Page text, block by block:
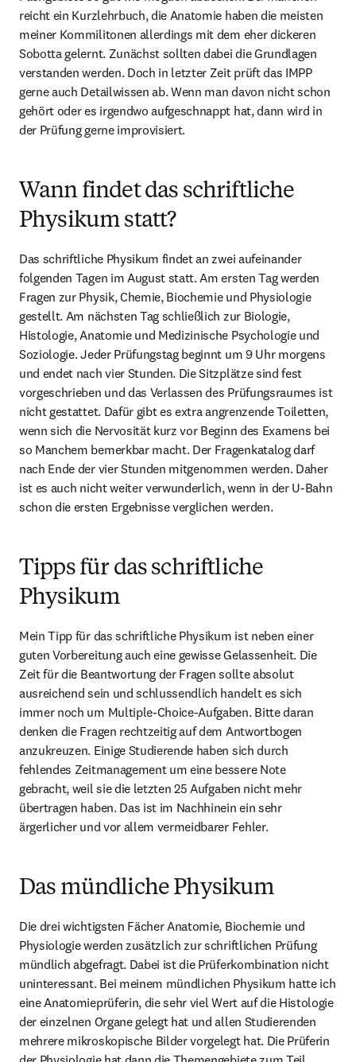
reicht ein Kurzlehrbuch, die Anatomie haben die meisten
meiner Kommilitonen allerdings mit dem eher dickeren
Sobotta gelernt. Zunächst sollten dabei die Grundlagen
verstanden werden. Doch in letzter Zeit prüft das IMPP
gerne auch Detailwissen ab. Wenn man davon nicht schon
gehört oder es irgendwo aufgeschnappt hat, dann wird in
der Prüfung gerne improvisiert.
Wann findet das schriftliche
Physikum statt?
Das schriftliche Physikum findet an zwei aufeinander
folgenden Tagen im August statt. Am ersten Tag werden
Fragen zur Physik, Chemie, Biochemie und Physiologie
gestellt. Am nächsten Tag schließlich zur Biologie,
Histologie, Anatomie und Medizinische Psychologie und
Soziologie. Jeder Prüfungstag beginnt um 9 Uhr morgens
und endet nach vier Stunden. Die Sitzplätze sind fest
vorgeschrieben und das Verlassen des Prüfungsraumes ist
nicht gestattet. Dafür gibt es extra angrenzende Toiletten,
wenn sich die Nervosität kurz vor Beginn des Examens bei
so Manchem bemerkbar macht. Der Fragenkatalog darf
nach Ende der vier Stunden mitgenommen werden. Daher
ist es auch nicht weiter verwunderlich, wenn in der U-Bahn
schon die ersten Ergebnisse verglichen werden.
Tipps für das schriftliche
Physikum
Mein Tipp für das schriftliche Physikum ist neben einer
guten Vorbereitung auch eine gewisse Gelassenheit. Die
Zeit für die Beantwortung der Fragen sollte absolut
ausreichend sein und schlussendlich handelt es sich
immer noch um Multiple-Choice-Aufgaben. Bitte daran
denken die Fragen rechtzeitig auf dem Antwortbogen
anzukreuzen. Einige Studierende haben sich durch
fehlendes Zeitmanagement um eine bessere Note
gebracht, weil sie die letzten 25 Aufgaben nicht mehr
übertragen haben. Das ist im Nachhinein ein sehr
ärgerlicher und vor allem vermeidbarer Fehler.
Das mündliche Physikum
Die drei wichtigsten Fächer Anatomie, Biochemie und
Physiologie werden zusätzlich zur schriftlichen Prüfung
mündlich abgefragt. Dabei ist die Prüferkombination nicht
uninteressant. Bei meinem mündlichen Physikum hatte ich
eine Anatomieprüferin, die sehr viel Wert auf die Histologie
der einzelnen Organe gelegt hat und allen Studierenden
mehrere mikroskopische Bilder vorgelegt hat. Die Prüferin